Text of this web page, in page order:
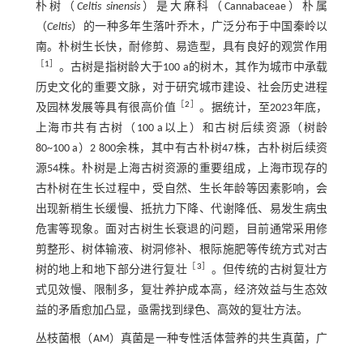
朴树（ Celtis sinensis）是大麻科（Cannabaceae）朴属
（Celtis）的一种多年生落叶乔木，广泛分布于中国秦岭以
南。朴树生长快，耐修剪、易造型，具有良好的观赏作用
1
。古树是指树龄大于100 a的树木，其作为城市中承载
历史文化的重要文脉，对于研究城市建设、社会历史进程
及园林发展等具有很高价值 ［2
。据统计，至2023年底，
上海市共有古树（100 a以上）和古树后续资源（树龄
80~100 a）2 800余株，其中有古朴树47株，古朴树后续资
源54株。朴树是上海古树资源的重要组成，上海市现存的
古朴树在生长过程中，受自然、生长年龄等因素影响，会
出现新梢生长缓慢、抵抗力下降、代谢降低、易发生病虫
危害等现象。面对古树生长衰退的问题，目前通常采用修
剪整形、树体输液、树洞修补、根际施肥等传统方式对古
树的地上和地下部分进行复壮
3
。但传统的古树复壮方
式见效慢、限制多，复壮养护成本高，经济效益与生态效
益的矛盾愈加凸显，亟需找到绿色、高效的复壮方法。
丛枝菌根（AM）真菌是一种专性活体营养的共生真菌，广